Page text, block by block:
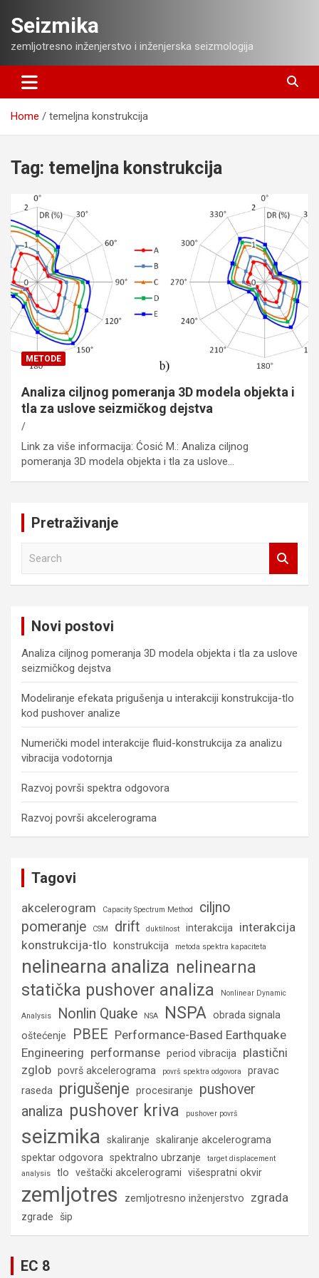
content
Seizmika
zemljotresno inženjerstvo i inženjerska seizmologija
Home temeljna konstrukcija
Tag: temeljna konstrukcija
METODE
Analiza ciljnog pomeranja 3D modela objekta i
tla za uslove seizmičkog dejstva
Link za više informacija: Ćosić M.: Analiza ciljnog
pomeranja 3D modela objekta i tla za uslove…
Pretraživanje
Novi postovi
Analiza ciljnog pomeranja 3D modela objekta i tla za uslove
seizmičkog dejstva
Modeliranje efekata prigušenja u interakciji konstrukcija-tlo
kod pushover analize
Numerički model interakcije fluid-konstrukcija za analizu
vibracija vodotornja
Razvoj površi spektra odgovora
Razvoj površi akcelerograma
Tagovi
akcelerogram Capacity Spectrum Method
ciljno
pomeranje
CSM drift duktilnost interakcija
interakcija
konstrukcija-tlo
konstrukcija metoda spektra kapaciteta
nelinearna analiza nelinearna
statička pushover analiza
Nonlinear Dynamic
Analysis Nonlin Quake NSA NSPA obrada signala
oštećenje
PBEE Performance-Based Earthquake
Engineering performanse period vibracija
plastični
zglob površ akcelerograma površ spektra odgovora
pravac
raseda
prigušenje procesiranje
pushover
analiza pushover kriva pushover površ
seizmika skaliranje
skaliranje akcelerograma
spektar odgovora
spektralno ubrzanje
target displacement
analysis
tlo veštački akcelerogrami višespratni okvir
zemljotres zemljotresno inženjerstvo zgrada
zgrade šip
EC 8